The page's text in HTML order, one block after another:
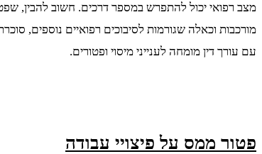
מצב רפואי יכול להתפרש במספר דרכים. חשוב להבין,
מורכבות וכאלה שגורמות לסיבוכים רפואיים נוספים, סוכרת שמאלצת קביעת נכות של 100 אחוזים, מחלות
עם עורך דין מומחה לענייני מיסוי ופטורים.
פטור ממס על פיצויי עבודה